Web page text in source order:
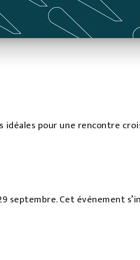
idéales pour une rencontre
septembre. Cet événement